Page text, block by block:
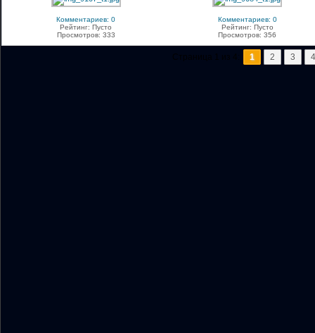
Комментариев: 0
Рейтинг: Пусто
Просмотров: 333
Комментариев: 0
Рейтинг: Пусто
Просмотров: 356
1 2 3 4